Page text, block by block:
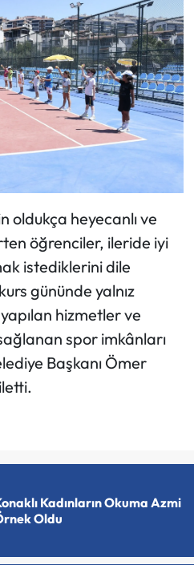
oldukça heyecanlı ve
öğrenciler, ileride iyi
istediklerini dile
gününde yalnız
hizmetler ve
spor imkânları
Başkanı Ömer
Kadınların Okuma Azmi
Oldu